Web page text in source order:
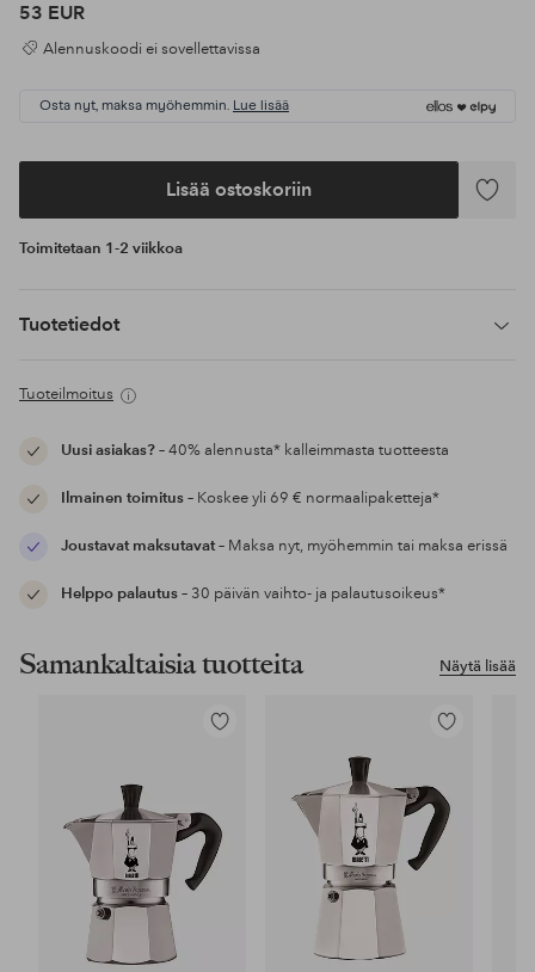
53 EUR
Alennuskoodi ei sovellettavissa
Osta nyt, maksa myöhemmin. Lue lisää
Lisää ostoskoriin
Lisää
Toimitetaan 1-2 viikkoa
Tuotetiedot
Tuoteilmoitus
Uusi asiakas?– 40% alennusta* kalleimmasta tuotteesta
Ilmainen toimitus– Koskee yli 69 € normaalipaketteja*
Joustavat maksutavat– Maksa nyt, myöhemmin tai maksa erissä
Helppo palautus– 30 päivän vaihto- ja palautusoikeus*
Näytä lisää
Samankaltaisia tuotteita
Lisää
Lisää